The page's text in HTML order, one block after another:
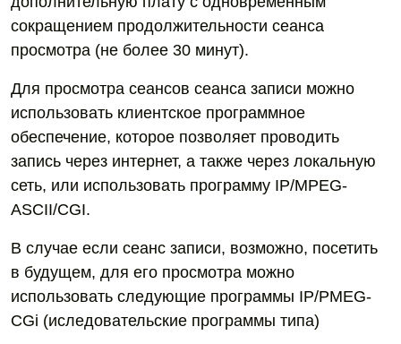
сокращением продолжительности сеанса
просмотра (не более 30 минут).
Для просмотра сеансов сеанса записи можно
использовать клиентское программное
обеспечение, которое позволяет проводить
запись через интернет, а также через локальную
сеть, или использовать программу IP/MPEG-
ASCII/CGI.
В случае если сеанс записи, возможно, посетить
в будущем, для его просмотра можно
использовать следующие программы IP/PMEG-
CGi (иследовательские программы типа)